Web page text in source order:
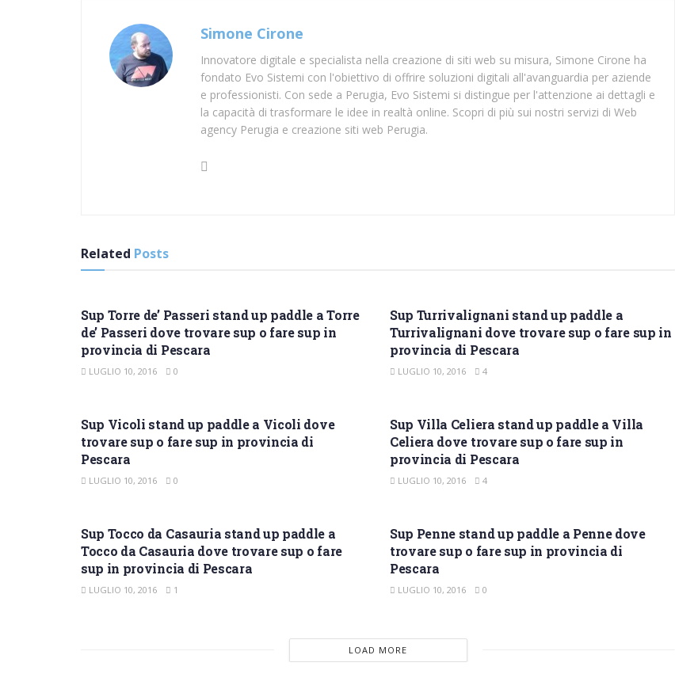
Simone Cirone
Innovatore digitale e specialista nella creazione di siti web su misura, Simone Cirone ha
fondato Evo Sistemi con l'obiettivo di offrire soluzioni digitali all'avanguardia per aziende
e professionisti. Con sede a Perugia, Evo Sistemi si distingue per l'attenzione ai dettagli e
la capacità di trasformare le idee in realtà online. Scopri di più sui nostri servizi di Web
agency Perugia e creazione siti web Perugia.
Related Posts
Sup Torre de’ Passeri stand up paddle a Torre
de’ Passeri dove trovare sup o fare sup in
provincia di Pescara
LUGLIO 10, 2016 0
Sup Turrivalignani stand up paddle a
Turrivalignani dove trovare sup o fare sup in
provincia di Pescara
LUGLIO 10, 2016 4
Sup Vicoli stand up paddle a Vicoli dove
trovare sup o fare sup in provincia di
Pescara
LUGLIO 10, 2016 0
Sup Villa Celiera stand up paddle a Villa
Celiera dove trovare sup o fare sup in
provincia di Pescara
LUGLIO 10, 2016 4
Sup Tocco da Casauria stand up paddle a
Tocco da Casauria dove trovare sup o fare
sup in provincia di Pescara
LUGLIO 10, 2016 1
Sup Penne stand up paddle a Penne dove
trovare sup o fare sup in provincia di
Pescara
LUGLIO 10, 2016 0
LOAD MORE